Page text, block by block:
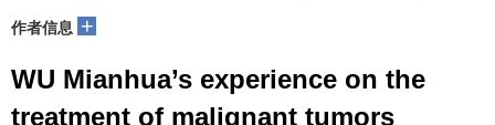
作者信息 +
WU Mianhua’s experience on the
treatment of malignant tumors